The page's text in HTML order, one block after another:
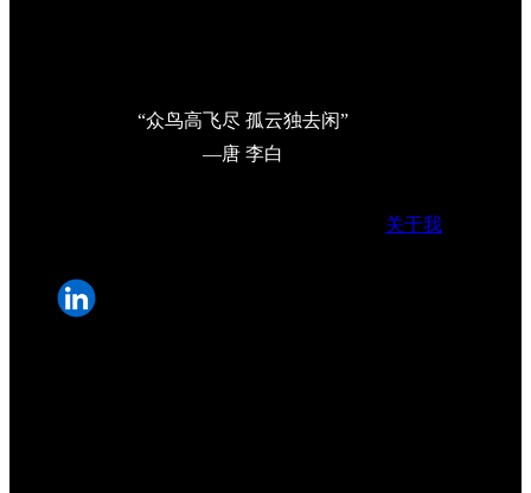
“众鸟高飞尽 孤云独去闲”
—唐 李白
关于我